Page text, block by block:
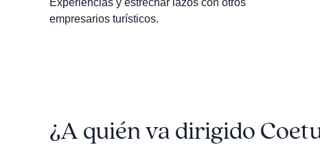
empresarios turísticos.
¿A quién va dirigido